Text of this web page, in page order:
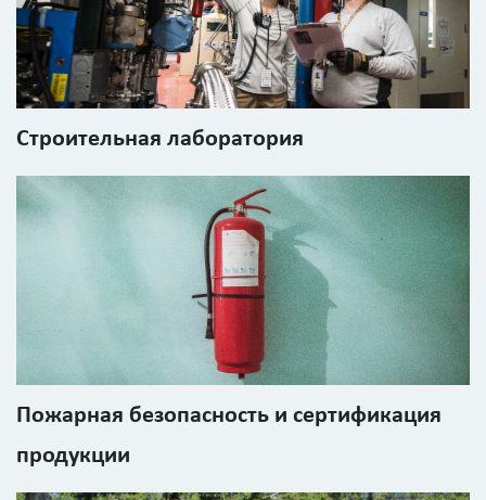
Строительная лаборатория
Пожарная безопасность и сертификация
продукции